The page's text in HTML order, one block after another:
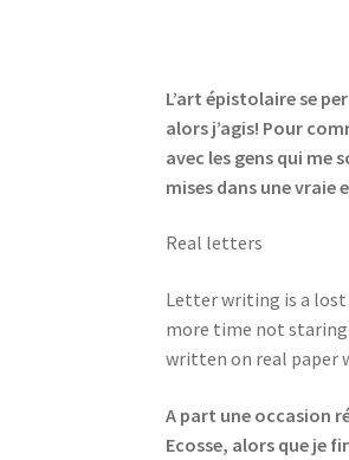
L’art épistolaire se
alors j’agis! Pour
avec les gens qui me
mises dans une vraie
Real letters
Letter writing is a lost
more time not staring
written on real paper
A part une occasion
Ecosse, alors que je